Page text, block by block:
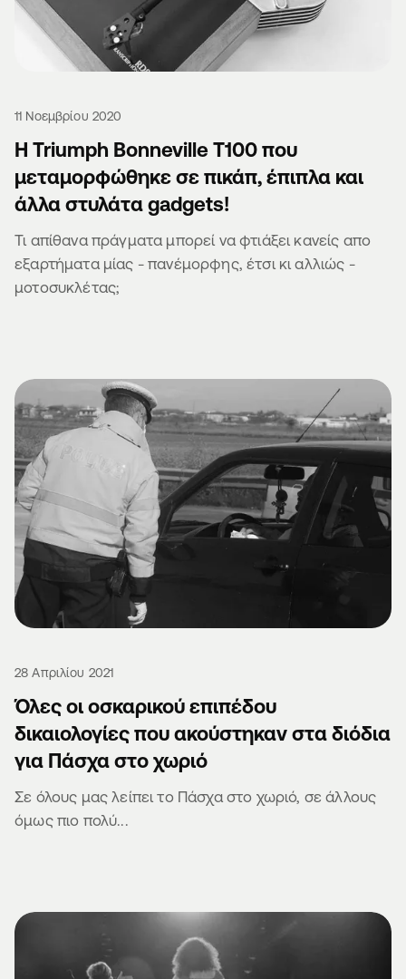
11 Νοεμβρίου 2020
Η Triumph Bonneville T100 που
μεταμορφώθηκε σε πικάπ, έπιπλα και
άλλα στυλάτα gadgets!
Τι απίθανα πράγματα μπορεί να φτιάξει κανείς απο
εξαρτήματα μίας - πανέμορφης, έτσι κι αλλιώς -
μοτοσυκλέτας;
28 Απριλίου 2021
Όλες οι οσκαρικού επιπέδου
δικαιολογίες που ακούστηκαν στα διόδια
για Πάσχα στο χωριό
Σε όλους μας λείπει το Πάσχα στο χωριό, σε άλλους
όμως πιο πολύ...